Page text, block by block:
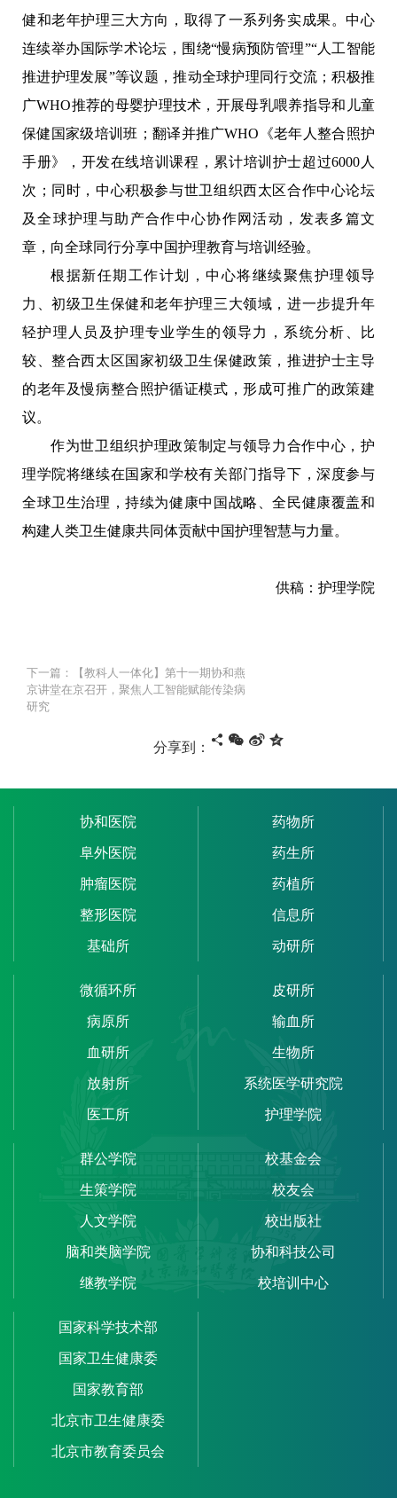
健和老年护理三大方向，取得了一系列务实成果。中心
连续举办国际学术论坛，围绕“慢病预防管理”“人工智能
推进护理发展”等议题，推动全球护理同行交流；积极推
广WHO推荐的母婴护理技术，开展母乳喂养指导和儿童
保健国家级培训班；翻译并推广WHO《老年人整合照护
手册》，开发在线培训课程，累计培训护士超过6000人
次；同时，中心积极参与世卫组织西太区合作中心论坛
及全球护理与助产合作中心协作网活动，发表多篇文
章，向全球同行分享中国护理教育与培训经验。
根据新任期工作计划，中心将继续聚焦护理领导
力、初级卫生保健和老年护理三大领域，进一步提升年
轻护理人员及护理专业学生的领导力，系统分析、比
较、整合西太区国家初级卫生保健政策，推进护士主导
的老年及慢病整合照护循证模式，形成可推广的政策建
议。
作为世卫组织护理政策制定与领导力合作中心，护
理学院将继续在国家和学校有关部门指导下，深度参与
全球卫生治理，持续为健康中国战略、全民健康覆盖和
构建人类卫生健康共同体贡献中国护理智慧与力量。
供稿：护理学院
下一篇：【教科人一体化】第十一期协和燕
京讲堂在京召开，聚焦人工智能赋能传染病
研究
分享到：
协和医院
阜外医院
肿瘤医院
整形医院
基础所
药物所
药生所
药植所
信息所
动研所
微循环所
病原所
血研所
放射所
医工所
皮研所
输血所
生物所
系统医学研究院
护理学院
群公学院
生策学院
人文学院
脑和类脑学院
继教学院
校基金会
校友会
校出版社
协和科技公司
校培训中心
国家科学技术部
国家卫生健康委
国家教育部
北京市卫生健康委
北京市教育委员会